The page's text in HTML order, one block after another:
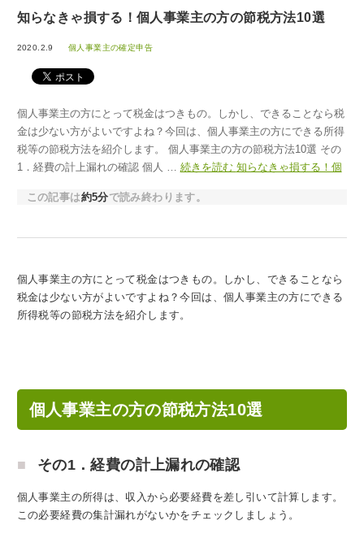
知らなきゃ損する！個人事業主の方の節税方法10選
2020.2.9 個人事業主の確定申告
個人事業主の方にとって税金はつきもの。しかし、できることなら税
金は少ない方がよいですよね？今回は、個人事業主の方にできる所得
税等の節税方法を紹介します。 個人事業主の方の節税方法10選 その
1．経費の計上漏れの確認 個人 … 続きを読む 知らなきゃ損する！個
この記事は約5分で読み終わります。
個人事業主の方にとって税金はつきもの。しかし、できることなら
税金は少ない方がよいですよね？今回は、個人事業主の方にできる
所得税等の節税方法を紹介します。
個人事業主の方の節税方法10選
その1．経費の計上漏れの確認
個人事業主の所得は、収入から必要経費を差し引いて計算します。
この必要経費の集計漏れがないかをチェックしましょう。